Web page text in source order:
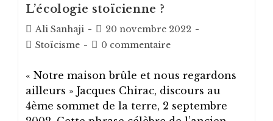
L’insatisfaction
Et
Le
Bonheur
De
L’écologie stoïcienne ?
Auteur/autrice
de
Ali Sanhaji
Post
published:
20 novembre 2022
PostStoïcisme
Post0 commentaire
« Notre maison brûle et nous regardons
ailleurs » Jacques Chirac, discours au
4ème sommet de la terre, 2 septembre